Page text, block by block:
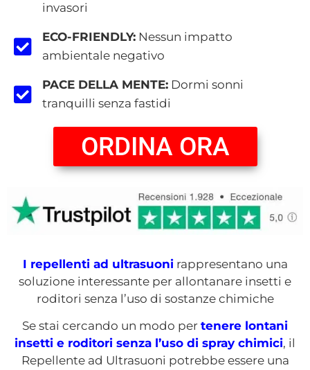
invasori
ECO-FRIENDLY: Nessun impatto
ambientale negativo
PACE DELLA MENTE: Dormi sonni
tranquilli senza fastidi
ORDINA ORA
I repellenti ad ultrasuonirappresentano una
soluzione interessante per allontanare insetti e
roditori senza l’uso di sostanze chimiche
Se stai cercando un modo per tenere lontani
insetti e roditori senza l’uso di spray chimici, il
Repellente ad Ultrasuoni potrebbe essere una